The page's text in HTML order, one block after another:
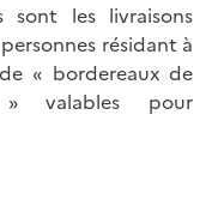
sont les livraisons
résidant à
« bordereaux de
valables pour